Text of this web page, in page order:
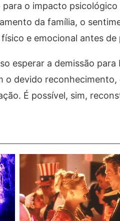
o impacto
da família, o
e emocional antes
esperar a demissão
o devido
É possível, sim,